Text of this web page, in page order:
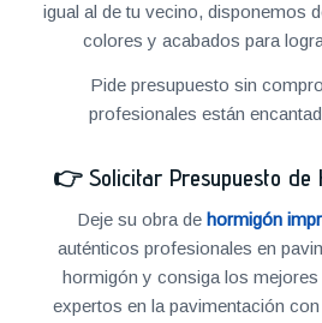
igual al de tu vecino, disponemos
colores y acabados para
Pide presupuesto sin
profesionales están
👉 Solicitar Presupuesto de
Deje su obra dehormigón
auténticos profesionales en
hormigón y consiga los
expertos en la pavimentación